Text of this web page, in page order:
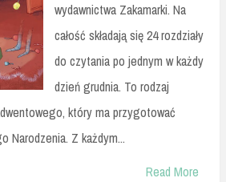
wydawnictwa Zakamarki. Na
całość składają się 24 rozdziały
do czytania po jednym w każdy
dzień grudnia. To rodzaj
który ma przygotować
Narodzenia. Z każdym...
Read More